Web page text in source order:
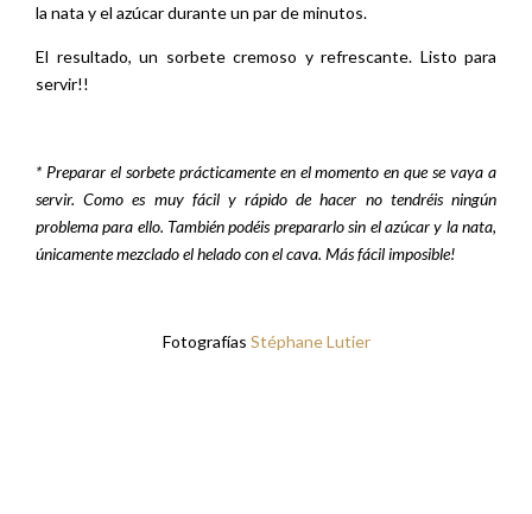
la nata y el azúcar durante un par de minutos.
El resultado, un sorbete cremoso y refrescante. Listo para
servir!!
* Preparar el sorbete prácticamente en el momento en que se vaya a
servir. Como es muy fácil y rápido de hacer no tendréis ningún
problema para ello. También podéis prepararlo sin el azúcar y la nata,
únicamente mezclado el helado con el cava. Más fácil imposible!
Fotografías Stéphane Lutier